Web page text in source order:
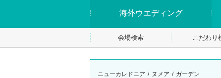
海外ウエディング
会場検索 こだわり
ニューカレドニア ヌメア ガーデン